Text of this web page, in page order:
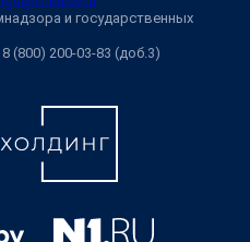
и государственных
, 8 (800) 200-03-83 (доб.3)